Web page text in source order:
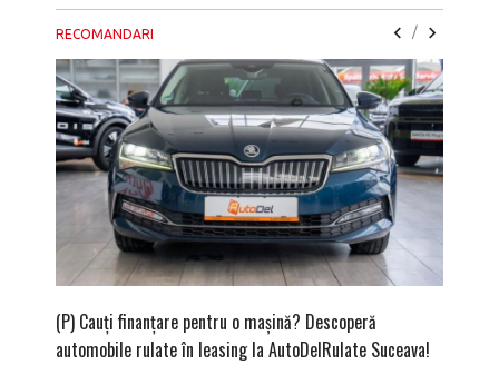
RECOMANDARI /
(P) Cauți finanțare pentru o mașină? Descoperă
automobile rulate în leasing la AutoDelRulate Suceava!